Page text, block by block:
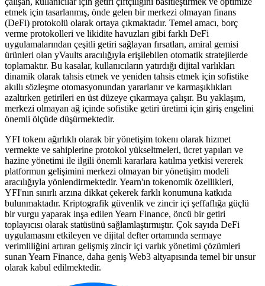
etmek için tasarlanmış, önde gelen bir merkezi olmayan finans
(DeFi) protokolü olarak ortaya çıkmaktadır. Temel amacı, borç
verme protokolleri ve likidite havuzları gibi farklı DeFi
uygulamalarından çeşitli getiri sağlayan fırsatları, amiral gemisi
ürünleri olan yVaults aracılığıyla erişilebilen otomatik stratejilerde
toplamaktır. Bu kasalar, kullanıcıların yatırdığı dijital varlıkları
dinamik olarak tahsis etmek ve yeniden tahsis etmek için sofistike
akıllı sözleşme otomasyonundan yararlanır ve karmaşıklıkları
azaltırken getirileri en üst düzeye çıkarmaya çalışır. Bu yaklaşım,
merkezi olmayan ağ içinde sofistike getiri üretimi için giriş engelini
önemli ölçüde düşürmektedir.
YFI tokenı ağırlıklı olarak bir yönetişim tokenı olarak hizmet
vermekte ve sahiplerine protokol yükseltmeleri, ücret yapıları ve
hazine yönetimi ile ilgili önemli kararlara katılma yetkisi vererek
platformun gelişimini merkezi olmayan bir yönetişim modeli
aracılığıyla yönlendirmektedir. Yearn'ın tokenomik özellikleri,
YFI'nın sınırlı arzına dikkat çekerek farklı konumuna katkıda
bulunmaktadır. Kriptografik güvenlik ve zincir içi şeffaflığa güçlü
bir vurgu yaparak inşa edilen Yearn Finance, öncü bir getiri
toplayıcısı olarak statüsünü sağlamlaştırmıştır. Çok sayıda DeFi
uygulamasını etkileyen ve dijital defter ortamında sermaye
verimliliğini artıran gelişmiş zincir içi varlık yönetimi çözümleri
sunan Yearn Finance, daha geniş Web3 altyapısında temel bir unsur
olarak kabul edilmektedir.